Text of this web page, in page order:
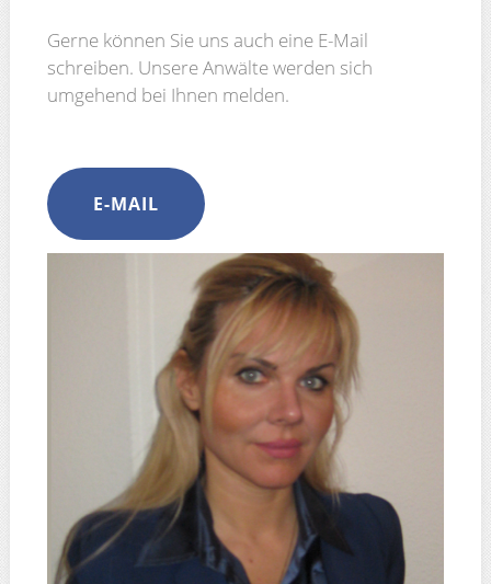
Gerne können Sie uns auch eine E-Mail
schreiben. Unsere Anwälte werden sich
umgehend bei Ihnen melden.
E-MAIL